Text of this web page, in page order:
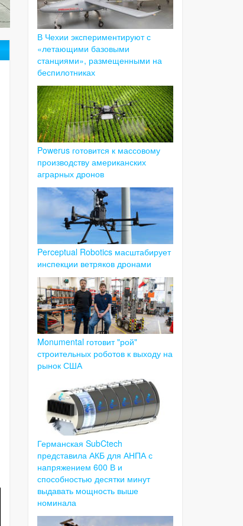
В Чехии экспериментируют с
«летающими базовыми
станциями», размещенными на
беспилотниках
Powerus готовится к массовому
производству американских
аграрных дронов
Perceptual Robotics масштабирует
инспекции ветряков дронами
Monumental готовит "рой"
строительных роботов к выходу на
рынок США
Германская SubCtech
представила АКБ для АНПА с
напряжением 600 В и
способностью десятки минут
выдавать мощность выше
номинала